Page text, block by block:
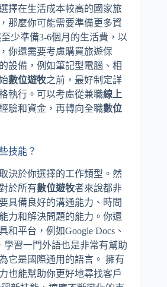
擇在生活成本較高的國家旅
那麼你可能需要準備更多資
少準備3-6個月的生活費，以
你還需要考慮購買旅遊保
設備，例如筆記型電腦、相
數位遊牧之前，最好制定詳
執行。可以考慮從兼職線上
驗和資金，再轉向全職數位
技能？
決於你選擇的工作類型。然
於所有數位遊牧者來說都非
具備良好的溝通能力、時間
力和解決問題的能力。你還
和平台，例如Google Docs、
學習一門外語也是非常有幫助
它是國際通用的語言。 擁有
也能幫助你更好地尋找客戶